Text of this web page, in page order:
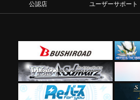
公認店
ユーザーサポート